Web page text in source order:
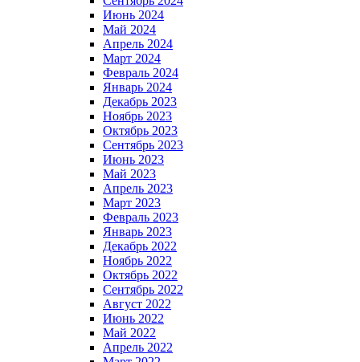
Июнь 2024
Май 2024
Апрель 2024
Март 2024
Февраль 2024
Январь 2024
Декабрь 2023
Ноябрь 2023
Октябрь 2023
Сентябрь 2023
Июнь 2023
Май 2023
Апрель 2023
Март 2023
Февраль 2023
Январь 2023
Декабрь 2022
Ноябрь 2022
Октябрь 2022
Сентябрь 2022
Август 2022
Июнь 2022
Май 2022
Апрель 2022